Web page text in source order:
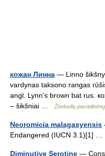
кожан Линна — Linno
vardynas taksono rangas
angl. Lynn’s brown bat rus.
– šikšniai …
Žinduolių
Neoromicia malagasyensis
Endangered (IUCN 3.1)[1] …
Diminutive Serotine —